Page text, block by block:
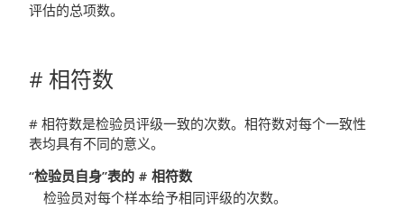
评估的总项数。
# 相符数
# 相符数是检验员评级一致的次数。相符数对每个一致性
表均具有不同的意义。
“检验员自身”表的 # 相符数
检验员对每个样本给予相同评级的次数。